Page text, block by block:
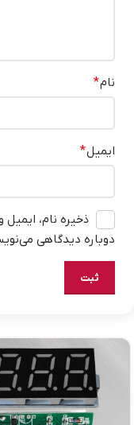
نام*
ایمیل*
ذخیره نام،
دوباره دیدگاهی